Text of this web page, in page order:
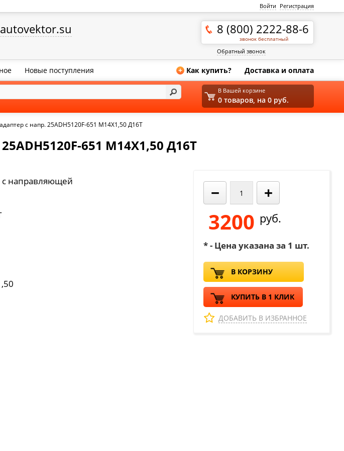
Войти Регистрация
8 (800) 2222-88-6
звонок бесплатный
Обратный звонок
Новые поступления + Как купить? Доставка и оплата
с напр. 25ADH5120F-651 M14X1,50 Д16Т
651 M14X1,50 Д16Т
с направляющей
− +
3200 руб.
* - Цена указана за 1 шт.
В КОРЗИНУ
КУПИТЬ В 1 КЛИК
ДОБАВИТЬ В ИЗБРАННОЕ
В Вашей корзине
0 товаров, на 0 руб.